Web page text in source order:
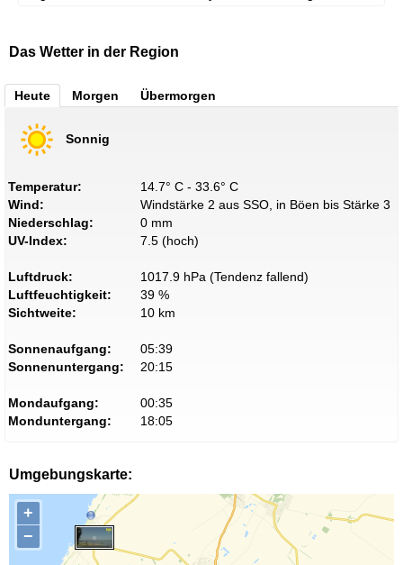
Das Wetter in der Region
Heute Morgen Übermorgen
Sonnig
Temperatur:
14.7° C - 33.6° C
Wind:
Windstärke 2 aus SSO, in Böen bis Stärke 3
Niederschlag:
0 mm
UV-Index:
7.5 (hoch)
Luftdruck:
1017.9 hPa (Tendenz fallend)
Luftfeuchtigkeit:
39 %
Sichtweite:
10 km
Sonnenaufgang:
05:39
Sonnenuntergang:
20:15
Mondaufgang:
00:35
Monduntergang:
18:05
Umgebungskarte:
+
−